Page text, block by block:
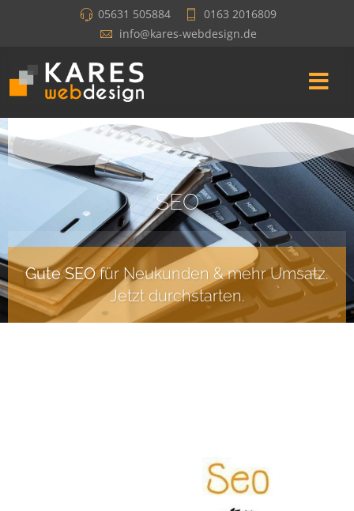
05631 505884
0163 2016809
info@kares-webdesign.de
SEO
Gute SEOfür Neukunden & mehr Umsatz.
Jetzt durchstarten.